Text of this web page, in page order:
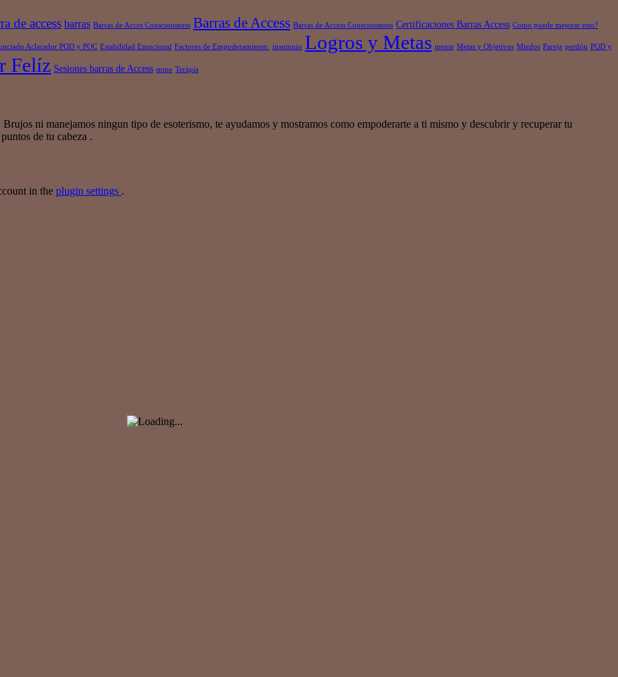
de access barras Barras de Acces Consciousness Barras de Access Barras de Access Consciousness Certificaciones Barras Access Como puede mejorar esto?
Aclarador POD y POC Estabilidad Emocional Factores de Empoderamiento. insomnio Logros y Metas mente Metas y Objetivos Miedos Pareja perdón POD y
Felíz Sesiones barras de Access stone Terápia
ni manejamos ningun tipo de esoterismo, te ayudamos y mostramos como empoderarte a ti mismo y descubrir y recuperar tu
de tu cabeza .
in the plugin settings .